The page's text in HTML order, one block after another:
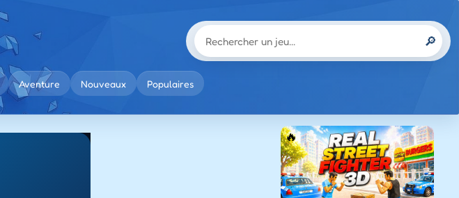
🔎
Aventure Nouveaux Populaires